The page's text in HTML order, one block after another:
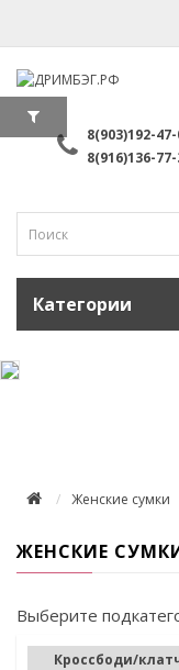
8(903)192-
8(916)136-
Категории
Женские сумки
ЖЕНСКИЕ СУМКИ
Выберите
Кроссбоди/